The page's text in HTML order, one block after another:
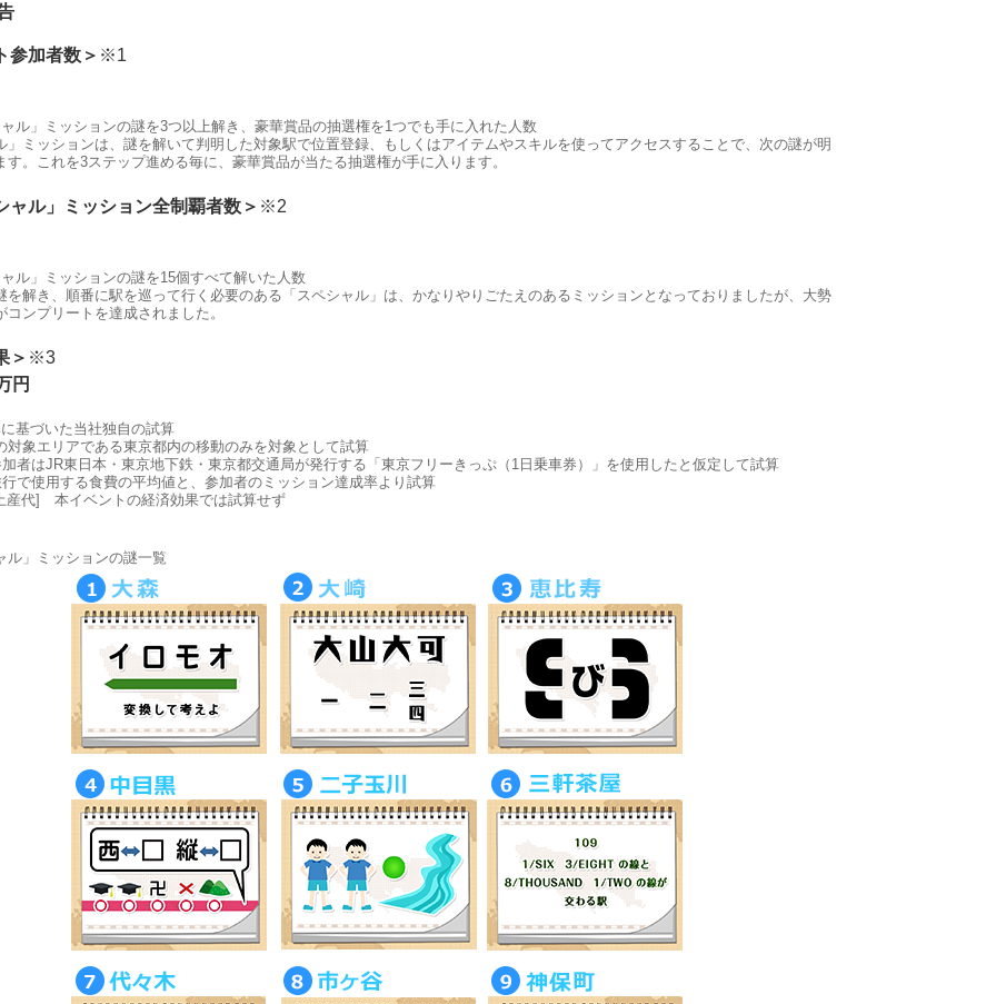
参加者数＞ ※1
ル」ミッションの謎を3つ以上解き、豪華賞品の抽選権を1つでも手に入れた人数
」ミッションは、謎を解いて判明した対象駅で位置登録、もしくはアイテムやスキルを使ってアクセスすることで、次の謎が明
す。これを3ステップ進める毎に、豪華賞品が当たる抽選権が手に入ります。
ャル」ミッション全制覇者数＞ ※2
ル」ミッションの謎を15個すべて解いた人数
を解き、順番に駅を巡って行く必要のある「スペシャル」は、かなりやりごたえのあるミッションとなっておりましたが、大勢
コンプリートを達成されました。
＞ ※3
円
基づいた当社独自の試算
対象エリアである東京都内の移動のみを対象として試算
者はJR東日本・東京地下鉄・東京都交通局が発行する「東京フリーきっぷ（1日乗車券）」を使用したと仮定して試算
で使用する食費の平均値と、参加者のミッション達成率より試算
産代] 本イベントの経済効果では試算せず
ル」ミッションの謎一覧